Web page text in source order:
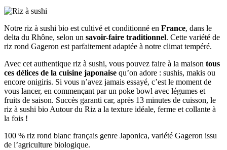
Notre riz à sushi bio est cultivé et conditionné en France, dans le
delta du Rhône, selon un savoir-faire traditionnel. Cette variété de
riz rond Gageron est parfaitement adaptée à notre climat tempéré.
Avec cet authentique riz à sushi, vous pouvez faire à la maison tous
ces délices de la cuisine japonaise qu’on adore : sushis, makis ou
encore onigiris. Si vous n’avez jamais essayé, c’est le moment de
vous lancer, en commençant par un poke bowl avec légumes et
fruits de saison. Succès garanti car, après 13 minutes de cuisson, le
riz à sushi bio Autour du Riz a la texture idéale, ferme et collante à
la fois !
100 % riz rond blanc français genre Japonica, variété Gageron issu
de l’agriculture biologique.